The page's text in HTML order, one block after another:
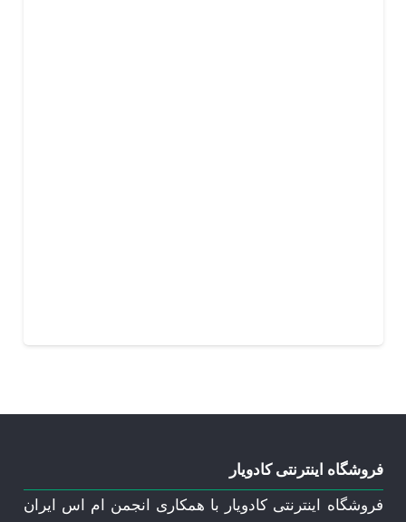
فروشگاه اینترنتی کادویار
فروشگاه اینترنتی کادویار با همکاری انجمن ام اس ایران